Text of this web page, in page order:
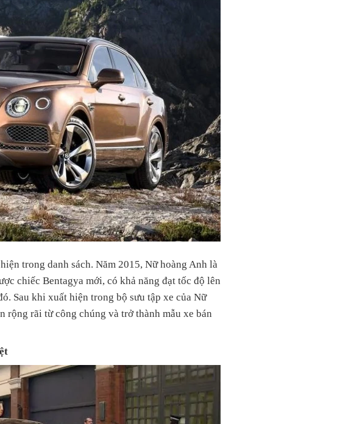
trong danh sách. Năm 2015, Nữ hoàng Anh là
chiếc Bentagya mới, có khả năng đạt tốc độ lên
Sau khi xuất hiện trong bộ sưu tập xe của Nữ
rộng rãi từ công chúng và trở thành mẫu xe bán